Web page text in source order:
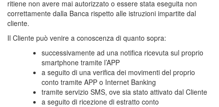
ritiene non avere mai autorizzato o essere stata eseguita non
correttamente dalla Banca rispetto alle istruzioni impartite dal
cliente.
Il Cliente può venire a conoscenza di quanto sopra:
successivamente ad una notifica ricevuta sul proprio
smartphone tramite l’APP
a seguito di una verifica dei movimenti del proprio
conto tramite APP o Internet Banking
tramite servizio SMS, ove sia stato attivato dal Cliente
a seguito di ricezione di estratto conto